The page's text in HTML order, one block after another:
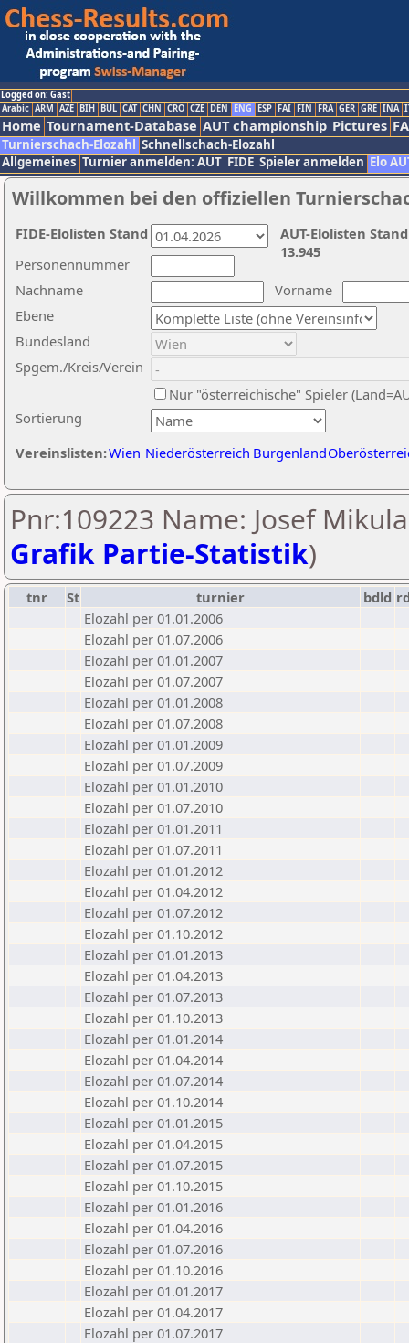
Logged on: Gast
Arabic ARM AZE BIH BUL CAT CHN CRO CZE DEN ENG ESP FAI FIN FRA GER GRE INA
Home Tournament-Database AUT championship Pictures
Turnierschach-Elozahl Schnellschach-Elozahl
Allgemeines Turnier anmelden: AUT FIDE Spieler anmelden Elo
Willkommen bei den offiziellen
Nachname
Vorname
Ebene
Sortierung
Personennummer
Bundesland
Spgem./Kreis/Verein
Nur "österreichische" Spieler
Vereinslisten:Wien Niederösterreich Burgenland
AUT-Elolisten
13.945
FIDE-Elolisten Stand
Pnr:109223 Name: Josef
Grafik Partie-Statistik)
tnr St turnier bdld
Elozahl per 01.01.2006
Elozahl per 01.07.2006
Elozahl per 01.01.2007
Elozahl per 01.07.2007
Elozahl per 01.01.2008
Elozahl per 01.07.2008
Elozahl per 01.01.2009
Elozahl per 01.07.2009
Elozahl per 01.01.2010
Elozahl per 01.07.2010
Elozahl per 01.01.2011
Elozahl per 01.07.2011
Elozahl per 01.01.2012
Elozahl per 01.04.2012
Elozahl per 01.07.2012
Elozahl per 01.10.2012
Elozahl per 01.01.2013
Elozahl per 01.04.2013
Elozahl per 01.07.2013
Elozahl per 01.10.2013
Elozahl per 01.01.2014
Elozahl per 01.04.2014
Elozahl per 01.07.2014
Elozahl per 01.10.2014
Elozahl per 01.01.2015
Elozahl per 01.04.2015
Elozahl per 01.07.2015
Elozahl per 01.10.2015
Elozahl per 01.01.2016
Elozahl per 01.04.2016
Elozahl per 01.07.2016
Elozahl per 01.10.2016
Elozahl per 01.01.2017
Elozahl per 01.04.2017
Elozahl per 01.07.2017